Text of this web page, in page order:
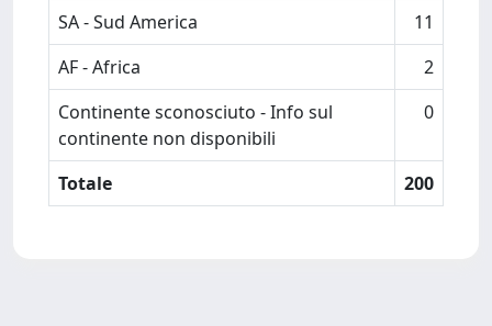
SA - Sud America
11
AF - Africa
2
Continente sconosciuto - Info sul
continente non disponibili
0
Totale 200